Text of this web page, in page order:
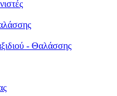
- Θαλάσσης